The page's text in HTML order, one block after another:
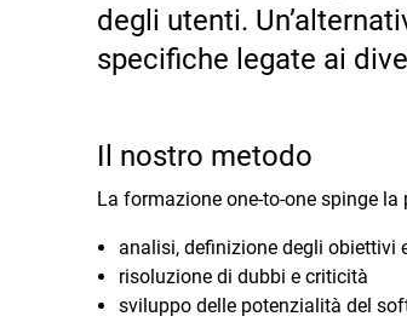
degli utenti.
specifiche legate ai
Il nostro metodo
La formazione one-to-one spinge
analisi, definizione degli obiettivi
risoluzione di dubbi e criticità
sviluppo delle potenzialità del